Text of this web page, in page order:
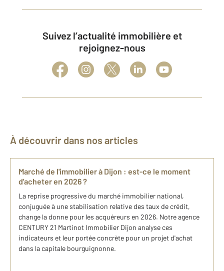
Suivez l’actualité immobilière et
rejoignez-nous
À découvrir dans nos articles
Marché de l'immobilier à Dijon : est-ce le moment
d'acheter en 2026 ?
La reprise progressive du marché immobilier national,
conjuguée à une stabilisation relative des taux de crédit,
change la donne pour les acquéreurs en 2026. Notre agence
CENTURY 21 Martinot Immobilier Dijon analyse ces
indicateurs et leur portée concrète pour un projet d'achat
dans la capitale bourguignonne.